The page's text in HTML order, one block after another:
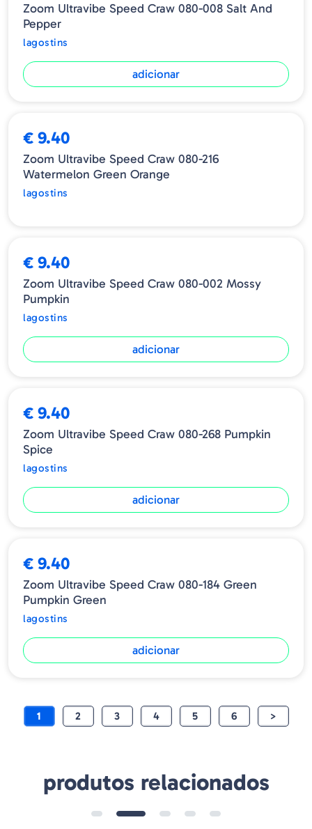
Zoom Ultravibe Speed Craw 080-008 Salt And
Pepper
lagostins
adicionar
€ 9.40
Zoom Ultravibe Speed Craw 080-216
Watermelon Green Orange
lagostins
€ 9.40
Zoom Ultravibe Speed Craw 080-002 Mossy
Pumpkin
lagostins
adicionar
€ 9.40
Zoom Ultravibe Speed Craw 080-268 Pumpkin
Spice
lagostins
adicionar
€ 9.40
Zoom Ultravibe Speed Craw 080-184 Green
Pumpkin Green
lagostins
adicionar
1 2 3 4 5 6 >
produtos relacionados